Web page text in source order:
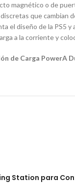
magnético o de
que cambian
el diseño de la PS5
a la corriente y
de Carga PowerA
Station para